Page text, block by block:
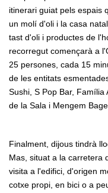
itinerari guiat pels espais
un molí d'oli i la casa
tast d'oli i productes de
recorregut començarà a
25 persones, cada 15
de les entitats
Sushi, S Pop Bar,
de la Sala i Mengem
Finalment, dijous tindrà
Mas, situat a la carretera
visita a l'edifici, d'origen
cotxe propi, en bici o a